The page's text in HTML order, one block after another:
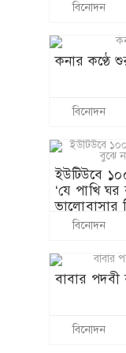
বিনোদন
কনার কণ্ঠে
বিনোদন
ইউটিউবে
‘যে পাখি
ভালোবাসার
বিনোদন
বাবার পদবী
বিনোদন